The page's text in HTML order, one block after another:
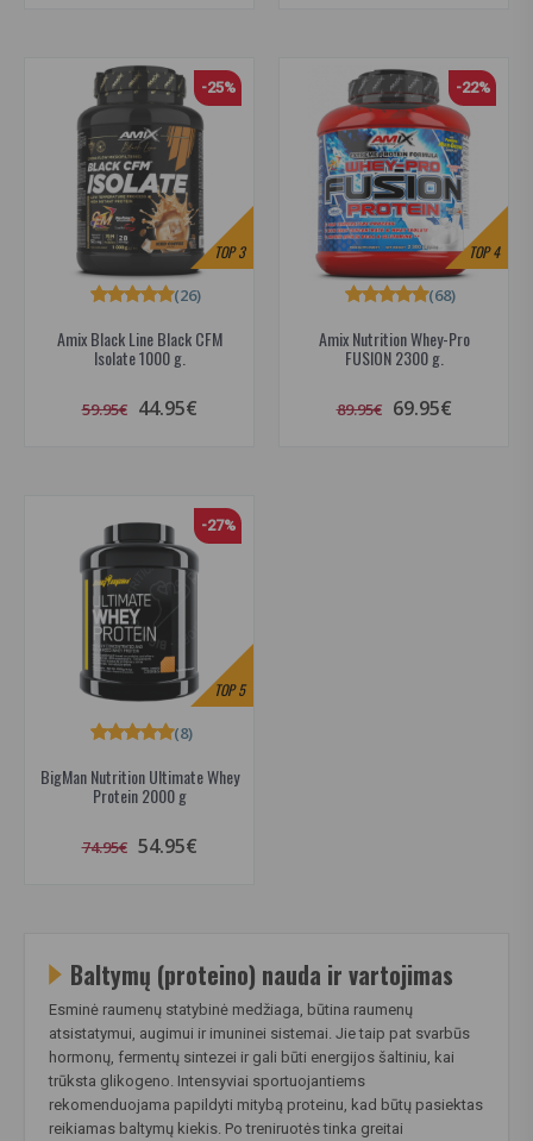
TOP3
-25%
Amix Black Line Black CFM
Isolate 1000 g.
(26)
59.95€ 44.95€
TOP4
-22%
Amix Nutrition Whey-Pro
FUSION 2300 g.
(68)
89.95€ 69.95€
TOP5
-27%
BigMan Nutrition Ultimate Whey
Protein 2000 g
(8)
74.95€ 54.95€
Baltymų (proteino) nauda ir vartojimas
Esminė raumenų statybinė medžiaga, būtina raumenų
atsistatymui, augimui ir imuninei sistemai. Jie taip pat svarbūs
hormonų, fermentų sintezei ir gali būti energijos šaltiniu, kai
trūksta glikogeno. Intensyviai sportuojantiems
rekomenduojama papildyti mitybą proteinu, kad būtų pasiektas
reikiamas baltymų kiekis. Po treniruotės tinka greitai